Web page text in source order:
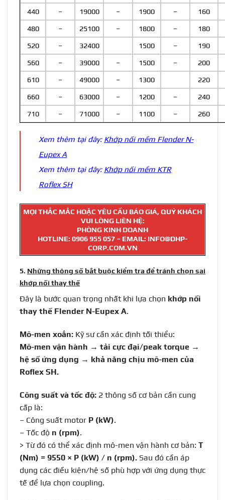
440 – 19000 – 1900 – 160
480 – 25100 – 1800 – 180
520 – 32400 1500 – 190
560 – 39000 – 1500 – 200
610 – 49000 – 1300 220
660 – 63000 – 1200 – 240
710 – 71000 – 1100 – 260
Xem thêm tại đây: Khớp nối mềm Flender N-
Eupex A
Xem thêm tại đây: Khớp nối mềm KTR
Roflex SH
MỌI THẮC MẮC HOẶC YÊU CẦU BÁO GIÁ, QUÝ KHÁCH
VUI LÒNG LIÊN HỆ:
PHÒNG KINH DOANH
HOTLINE: 0906 955 057– EMAIL: INFO@DHP-
CORP.COM.VN
5. Những thông số bắt buộc kiểm tra để tránh chọn sai
khớp nối thay thế
Đây là bước quan trọng nhất khi lựa chọn khớp nối
thay thế Flender N-Eupex A.
Mô-men xoắn: Kỹ sư cần xác định tối thiểu:
Mô-men vận hành → tải cực đại/peak torque →
hệ số ứng dụng → khả năng chịu mô-men của
Roflex SH.
Công suất và tốc độ: 2 thông số cơ bản cần cung
cấp là:
– Công suất motor P (kW).
– Tốc độ n (rpm).
> Từ đó có thể xác định mô-men vận hành cơ bản: T
(Nm) = 9550 × P (kW) / n (rpm). Sau đó cần áp
dụng các điều kiện/hệ số phù hợp với ứng dụng thực
tế để lựa chọn coupling.